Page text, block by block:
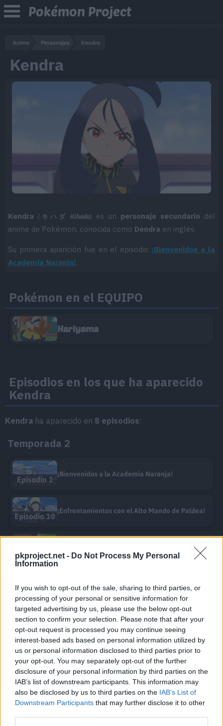
pkproject.net - Do Not Process My Personal
Information
If you wish to opt-out of the sale, sharing to third parties, or
processing of your personal or sensitive information for
targeted advertising by us, please use the below opt-out
section to confirm your selection. Please note that after your
opt-out request is processed you may continue seeing
interest-based ads based on personal information utilized by
us or personal information disclosed to third parties prior to
your opt-out. You may separately opt-out of the further
disclosure of your personal information by third parties on the
IAB’s list of downstream participants. This information may
also be disclosed by us to third parties on the IAB’s List of
Downstream Participants that may further disclose it to other
Pokémon Project
Anime Personajes Kendra
Kendra
Kendra ( キハダ Kihada) es un personaje secundario del
anime de Pokémon, conocida como Dendra en inglés.
Su primera aparición fue en el episodio ¡Bienvenidos a la
Academia Naranja!.
Pokémon en el EQUIPO
Hariyama
Episodios en los que ha aparecido
Kendra
Kendra ha aparecido en 8 episodios:
Temporada 2
Episodio 1
¡Bienvenidos a la Academia Naranja!
Episodio 10
¡Enfrentamientos con el Alto Mando de Paldea!
Episodio 11
¡Liko contra Cayena! ¡Hacia el final del combate!
Episodio 12
¡El Terapagos que no conozco!
Episodio 21
¡Infiltración en el sistema! ¡La Academia
Naranja!
Episodio 22
¡Reluce, teracristalización! ¡Liko contra Rod!
Temporada 3